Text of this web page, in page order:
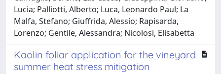
Lucia; Palliotti, Alberto; Luca, Leonardo Paul; La
Malfa, Stefano; Giuffrida, Alessio; Rapisarda,
Lorenzo; Gentile, Alessandra; Nicolosi, Elisabetta
Kaolin foliar application for the vineyard
summer heat stress mitigation